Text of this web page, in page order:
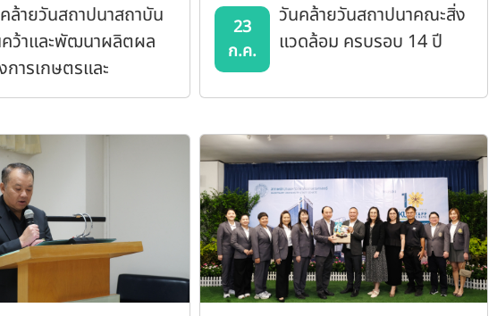
ล้ายวันสถาปนาสถาบัน
ว้าและพัฒนาผลิตผล
การเกษตรและ
าหกรรมเกษตร (KAPI)
23
ก.ค.
วันคล้ายวันสถาปนาคณะสิ่ง
แวดล้อม ครบรอบ 14 ปี